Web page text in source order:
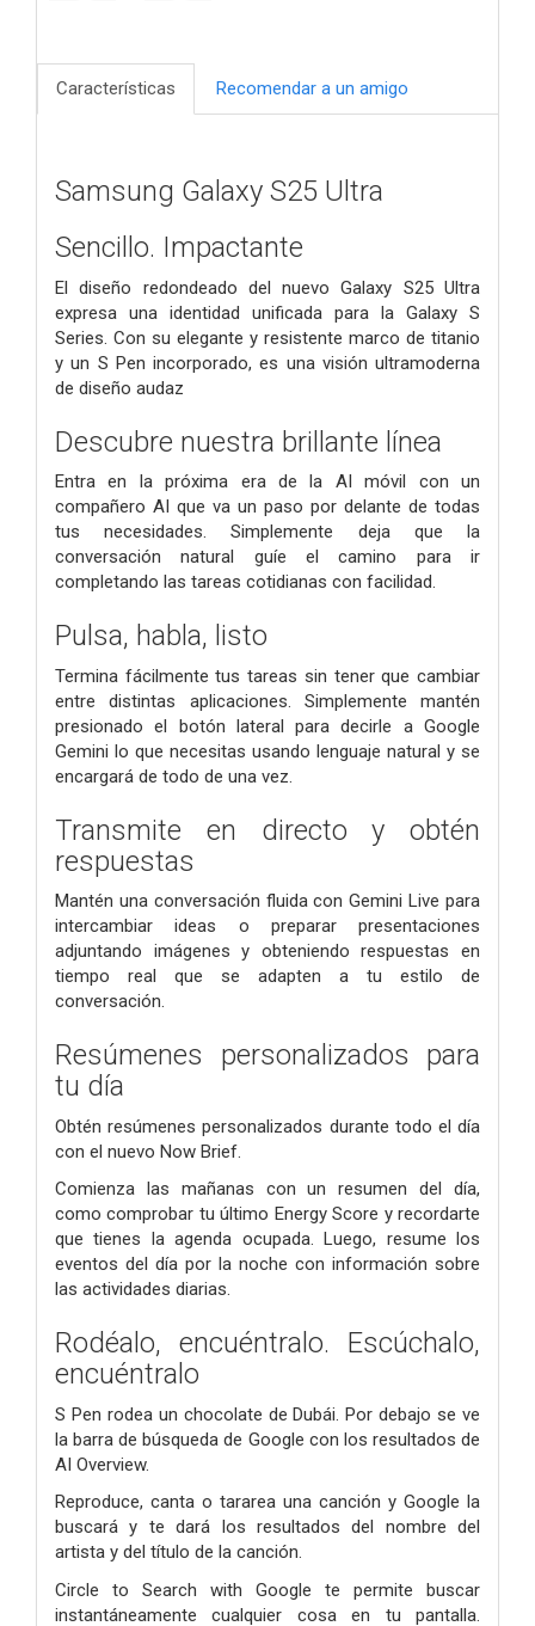
Características Recomendar a un amigo
Samsung Galaxy S25 Ultra
Sencillo. Impactante
El diseño redondeado del nuevo Galaxy S25 Ultra
expresa una identidad unificada para la Galaxy S
Series. Con su elegante y resistente marco de titanio
y un S Pen incorporado, es una visión ultramoderna
de diseño audaz
Descubre nuestra brillante línea
Entra en la próxima era de la AI móvil con un
compañero AI que va un paso por delante de todas
tus necesidades. Simplemente deja que la
conversación natural guíe el camino para ir
completando las tareas cotidianas con facilidad.
Pulsa, habla, listo
Termina fácilmente tus tareas sin tener que cambiar
entre distintas aplicaciones. Simplemente mantén
presionado el botón lateral para decirle a Google
Gemini lo que necesitas usando lenguaje natural y se
encargará de todo de una vez.
Transmite en directo y obtén
respuestas
Mantén una conversación fluida con Gemini Live para
intercambiar ideas o preparar presentaciones
adjuntando imágenes y obteniendo respuestas en
tiempo real que se adapten a tu estilo de
conversación.
Resúmenes personalizados para
tu día
Obtén resúmenes personalizados durante todo el día
con el nuevo Now Brief.
Comienza las mañanas con un resumen del día,
como comprobar tu último Energy Score y recordarte
que tienes la agenda ocupada. Luego, resume los
eventos del día por la noche con información sobre
las actividades diarias.
Rodéalo, encuéntralo. Escúchalo,
encuéntralo
S Pen rodea un chocolate de Dubái. Por debajo se ve
la barra de búsqueda de Google con los resultados de
AI Overview.
Reproduce, canta o tararea una canción y Google la
buscará y te dará los resultados del nombre del
artista y del título de la canción.
Circle to Search with Google te permite buscar
instantáneamente cualquier cosa en tu pantalla.